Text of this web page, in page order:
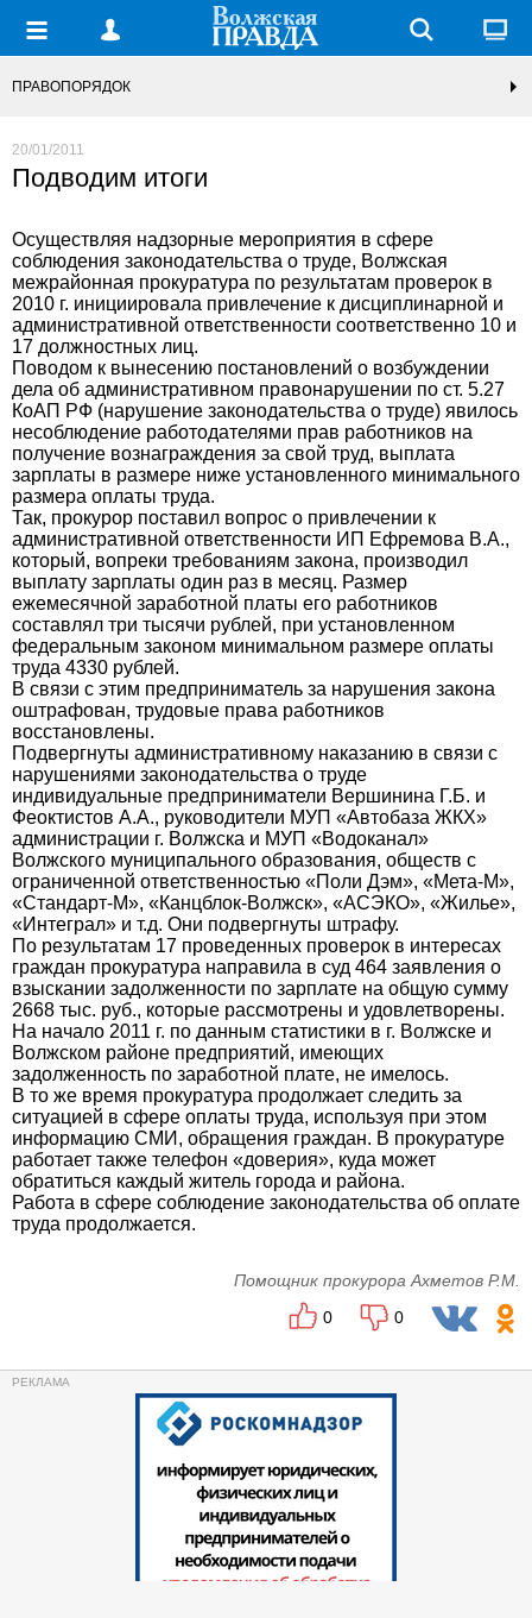
ПРАВОПОРЯДОК
20/01/2011
Подводим итоги
Осуществляя надзорные мероприятия в сфере
соблюдения законодательства о труде, Волжская
межрайонная прокуратура по результатам проверок в
2010 г. инициировала привлечение к дисциплинарной и
административной ответственности соответственно 10 и
17 должностных лиц.
Поводом к вынесению постановлений о возбуждении
дела об административном правонарушении по ст. 5.27
КоАП РФ (нарушение законодательства о труде) явилось
несоблюдение работодателями прав работников на
получение вознаграждения за свой труд, выплата
зарплаты в размере ниже установленного минимального
размера оплаты труда.
Так, прокурор поставил вопрос о привлечении к
административной ответственности ИП Ефремова В.А.,
который, вопреки требованиям закона, производил
выплату зарплаты один раз в месяц. Размер
ежемесячной заработной платы его работников
составлял три тысячи рублей, при установленном
федеральным законом минимальном размере оплаты
труда 4330 рублей.
В связи с этим предприниматель за нарушения закона
оштрафован, трудовые права работников
восстановлены.
Подвергнуты административному наказанию в связи с
нарушениями законодательства о труде
индивидуальные предприниматели Вершинина Г.Б. и
Феоктистов А.А., руководители МУП «Автобаза ЖКХ»
администрации г. Волжска и МУП «Водоканал»
Волжского муниципального образования, обществ с
ограниченной ответственностью «Поли Дэм», «Мета-М»,
«Стандарт-М», «Канцблок-Волжск», «АСЭКО», «Жилье»,
«Интеграл» и т.д. Они подвергнуты штрафу.
По результатам 17 проведенных проверок в интересах
граждан прокуратура направила в суд 464 заявления о
взыскании задолженности по зарплате на общую сумму
2668 тыс. руб., которые рассмотрены и удовлетворены.
На начало 2011 г. по данным статистики в г. Волжске и
Волжском районе предприятий, имеющих
задолженность по заработной плате, не имелось.
В то же время прокуратура продолжает следить за
ситуацией в сфере оплаты труда, используя при этом
информацию СМИ, обращения граждан. В прокуратуре
работает также телефон «доверия», куда может
обратиться каждый житель города и района.
Работа в сфере соблюдение законодательства об оплате
труда продолжается.
Помощник прокурора Ахметов Р.М.
0
0